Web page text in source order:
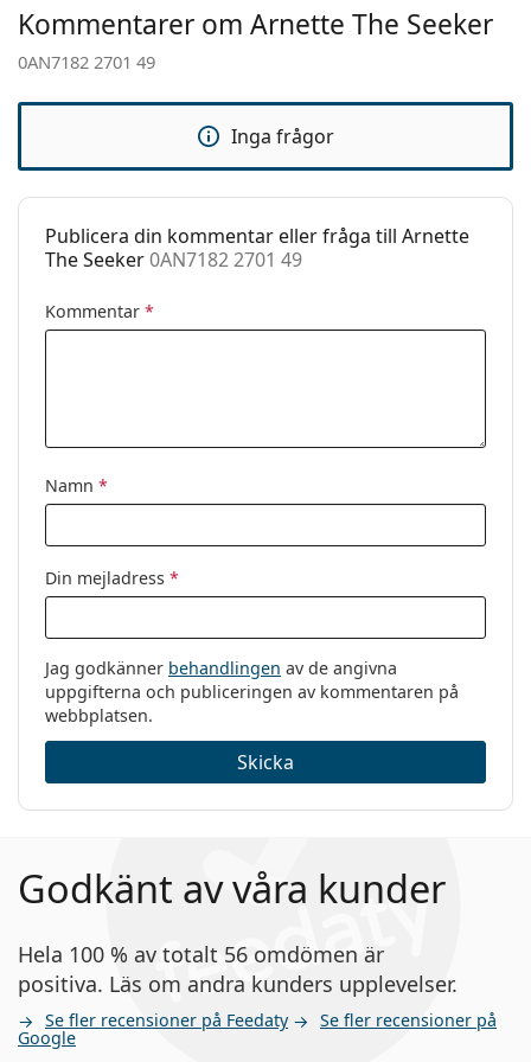
näskuddar:
Clip-on:
Nej
Putsduk:
Ja
Övrigt
Kön:
Kommentarer om Arnette The Seeker
0AN7182 2701 49
Inga frågor
Publicera din kommentar eller fråga till Arnette
The Seeker0AN7182 2701 49
Kommentar *
Namn *
Din mejladress *
Jag godkänner behandlingen av de angivna
uppgifterna och publiceringen av kommentaren på
webbplatsen.
Skicka
Godkänt av våra kunder
Hela 100 % av totalt 56 omdömen är
positiva. Läs om andra kunders upplevelser.
Se fler recensioner på Feedaty Se fler recensioner på
Google